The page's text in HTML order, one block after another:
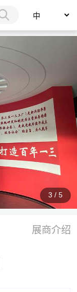
3 /5
展商介绍